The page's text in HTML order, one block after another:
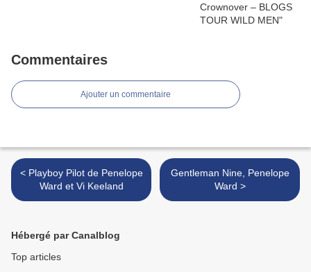
Commentaires
Ajouter un commentaire
< Playboy Pilot de Penelope
Ward et Vi Keeland
Gentleman Nine, Penelope
Ward >
Hébergé par Canalblog
Top articles